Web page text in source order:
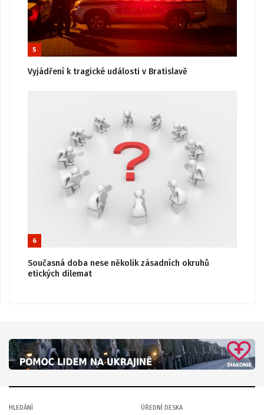
5
Vyjádření k tragické události v Bratislavě
6
Současná doba nese několik zásadních okruhů
etických dilemat
HLEDÁNÍ
ÚŘEDNÍ DESKA